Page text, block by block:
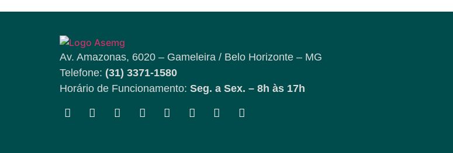
Av. Amazonas, 6020 – Gameleira / Belo Horizonte – MG
Telefone: (31) 3371-1580
Horário de Funcionamento: Seg. a Sex. – 8h às 17h